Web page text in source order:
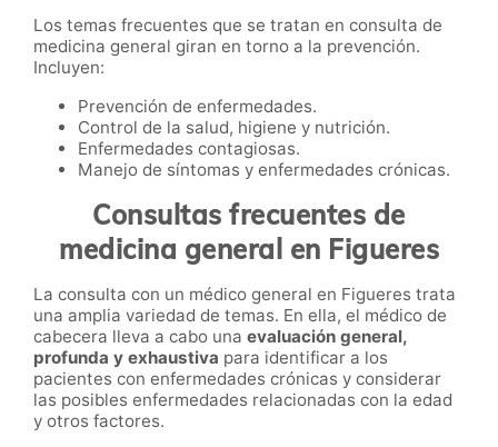
Los temas frecuentes que se tratan en consulta de
medicina general giran en torno a la prevención.
Incluyen:
Prevención de enfermedades.
Control de la salud, higiene y nutrición.
Enfermedades contagiosas.
Manejo de síntomas y enfermedades crónicas.
Consultas frecuentes de
medicina general en Figueres
La consulta con un médico general en Figueres trata
una amplia variedad de temas. En ella, el médico de
cabecera lleva a cabo una evaluación general,
profunda y exhaustiva para identificar a los
pacientes con enfermedades crónicas y considerar
las posibles enfermedades relacionadas con la edad
y otros factores.